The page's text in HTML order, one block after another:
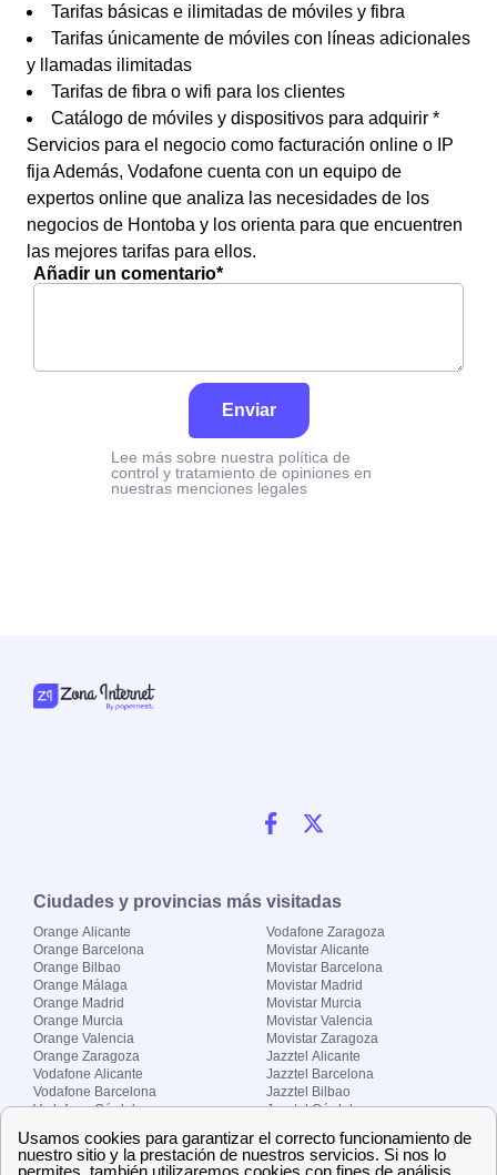
Tarifas básicas e ilimitadas de móviles y fibra
Tarifas únicamente de móviles con líneas adicionales
y llamadas ilimitadas
Tarifas de fibra o wifi para los clientes
Catálogo de móviles y dispositivos para adquirir *
Servicios para el negocio como facturación online o IP
fija Además, Vodafone cuenta con un equipo de
expertos online que analiza las necesidades de los
negocios de Hontoba y los orienta para que encuentren
las mejores tarifas para ellos.
Añadir un comentario*
Enviar
Lee más sobre nuestra política de
control y tratamiento de opiniones en
nuestras menciones legales
Ciudades y provincias más visitadas
Orange Alicante
Orange Barcelona
Orange Bilbao
Orange Málaga
Orange Madrid
Orange Murcia
Orange Valencia
Orange Zaragoza
Vodafone Alicante
Vodafone Barcelona
Vodafone Córdoba
Vodafone Madrid
Vodafone Murcia
Vodafone Zaragoza
Movistar Alicante
Movistar Barcelona
Movistar Madrid
Movistar Murcia
Movistar Valencia
Movistar Zaragoza
Jazztel Alicante
Jazztel Barcelona
Jazztel Bilbao
Jazztel Córdoba
Jazztel Málaga
Jazztel Valencia